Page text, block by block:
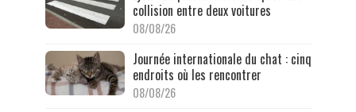
collision entre deux voitures
08/08/26
Journée internationale du chat : cinq
endroits où les rencontrer
08/08/26